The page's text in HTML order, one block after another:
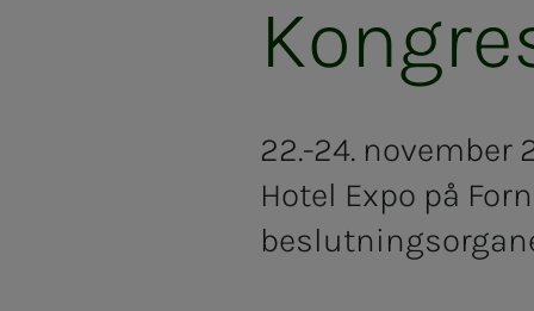
22.-24. november
Hotel Expo på
s
a